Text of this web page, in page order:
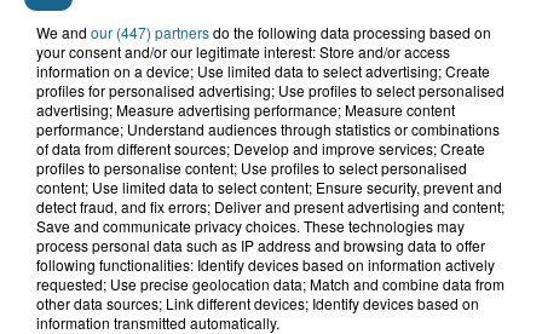
LE TOP DE L'ACTU
We and our (447) partnersdo the following data processing based on
your consent and/or our legitimate interest: Store and/or access
information on a device; Use limited data to select advertising; Create
profiles for personalised advertising; Use profiles to select personalised
advertising; Measure advertising performance; Measure content
performance; Understand audiences through statistics or combinations
of data from different sources; Develop and improve services; Create
profiles to personalise content; Use profiles to select personalised
content; Use limited data to select content; Ensure security, prevent and
detect fraud, and fix errors; Deliver and present advertising and content;
Save and communicate privacy choices. These technologies may
process personal data such as IP address and browsing data to offer
following functionalities: Identify devices based on information actively
requested; Use precise geolocation data; Match and combine data from
other data sources; Link different devices; Identify devices based on
information transmitted automatically.